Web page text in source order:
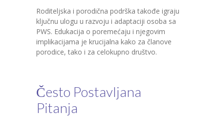
Roditeljska i porodična podrška takođe igraju
ključnu ulogu u razvoju i adaptaciji osoba sa
PWS. Edukacija o poremećaju i njegovim
implikacijama je krucijalna kako za članove
porodice, tako i za celokupno društvo.
Često Postavljana
Pitanja